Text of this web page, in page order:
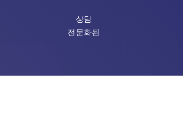
상담
전문화된